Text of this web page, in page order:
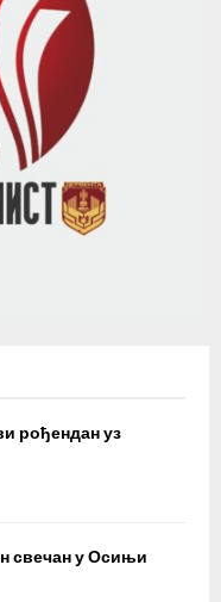
рођендан уз
свечан у Осињи